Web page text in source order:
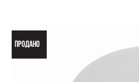
ПРОДАНО